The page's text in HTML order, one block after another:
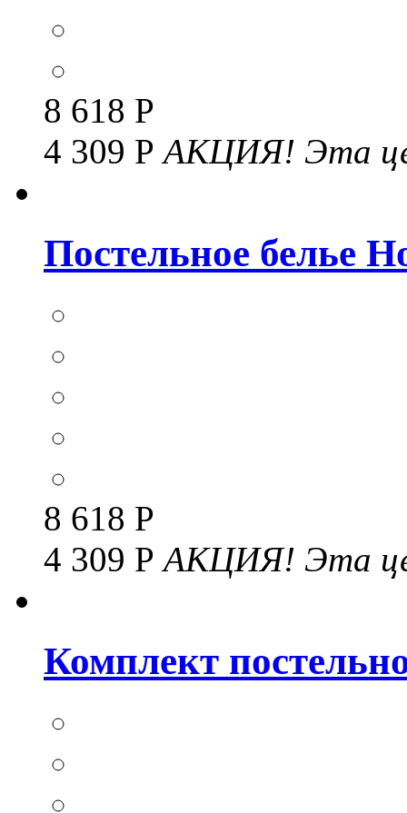
8 618 Р
4 309 РАКЦИЯ! Эта
Постельное белье
8 618 Р
4 309 РАКЦИЯ! Эта
Комплект